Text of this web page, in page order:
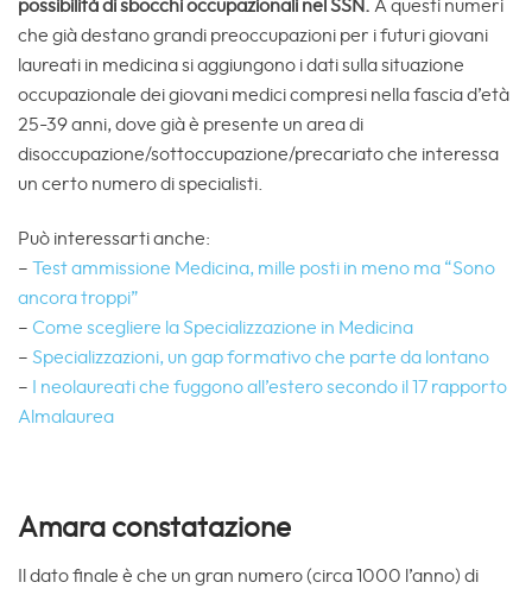
possibilità di sbocchi occupazionali nel SSN. A questi numeri
che già destano grandi preoccupazioni per i futuri giovani
laureati in medicina si aggiungono i dati sulla situazione
occupazionale dei giovani medici compresi nella fascia d’età
25-39 anni, dove già è presente un area di
disoccupazione/sottoccupazione/precariato che interessa
un certo numero di specialisti.
Può interessarti anche:
– Test ammissione Medicina, mille posti in meno ma “Sono
ancora troppi”
– Come scegliere la Specializzazione in Medicina
– Specializzazioni, un gap formativo che parte da lontano
– I neolaureati che fuggono all’estero secondo il 17 rapporto
Almalaurea
Amara constatazione
Il dato finale è che un gran numero (circa 1000 l’anno) di